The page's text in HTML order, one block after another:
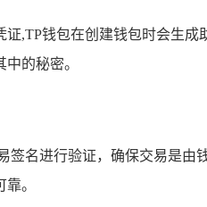
证,TP钱包在创建钱包时会生
的秘密。
签名进行验证，确保交易是
。